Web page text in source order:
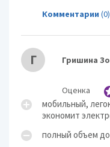
Комментарии (0)
Г Гришина
Оценка
мобильный,
экономит
полный объем